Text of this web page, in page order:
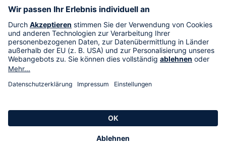
Im TV
HSE International